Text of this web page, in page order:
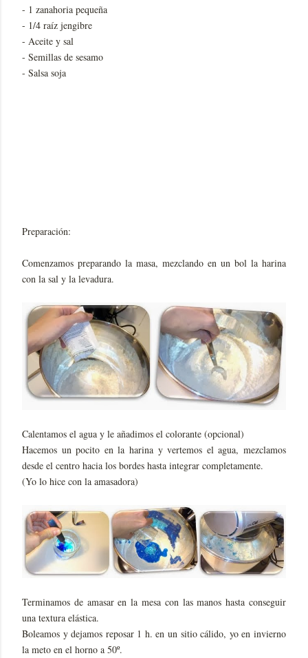
- 1 zanahoria pequeña
- 1/4 raíz jengibre
- Aceite y sal
- Semillas de sesamo
- Salsa soja
Preparación:
Comenzamos preparando la masa, mezclando en un bol la harina
con la sal y la levadura.
Calentamos el agua y le añadimos el colorante (opcional)
Hacemos un pocito en la harina y vertemos el agua, mezclamos
desde el centro hacia los bordes hasta integrar completamente.
(Yo lo hice con la amasadora)
Terminamos de amasar en la mesa con las manos hasta conseguir
una textura elástica.
Boleamos y dejamos reposar 1 h. en un sitio cálido, yo en invierno
la meto en el horno a 50º.